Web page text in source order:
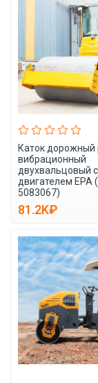
Каток дорожный
вибрационный
двухвальцовый с
двигателем EPA
5083067)
81.2K₽